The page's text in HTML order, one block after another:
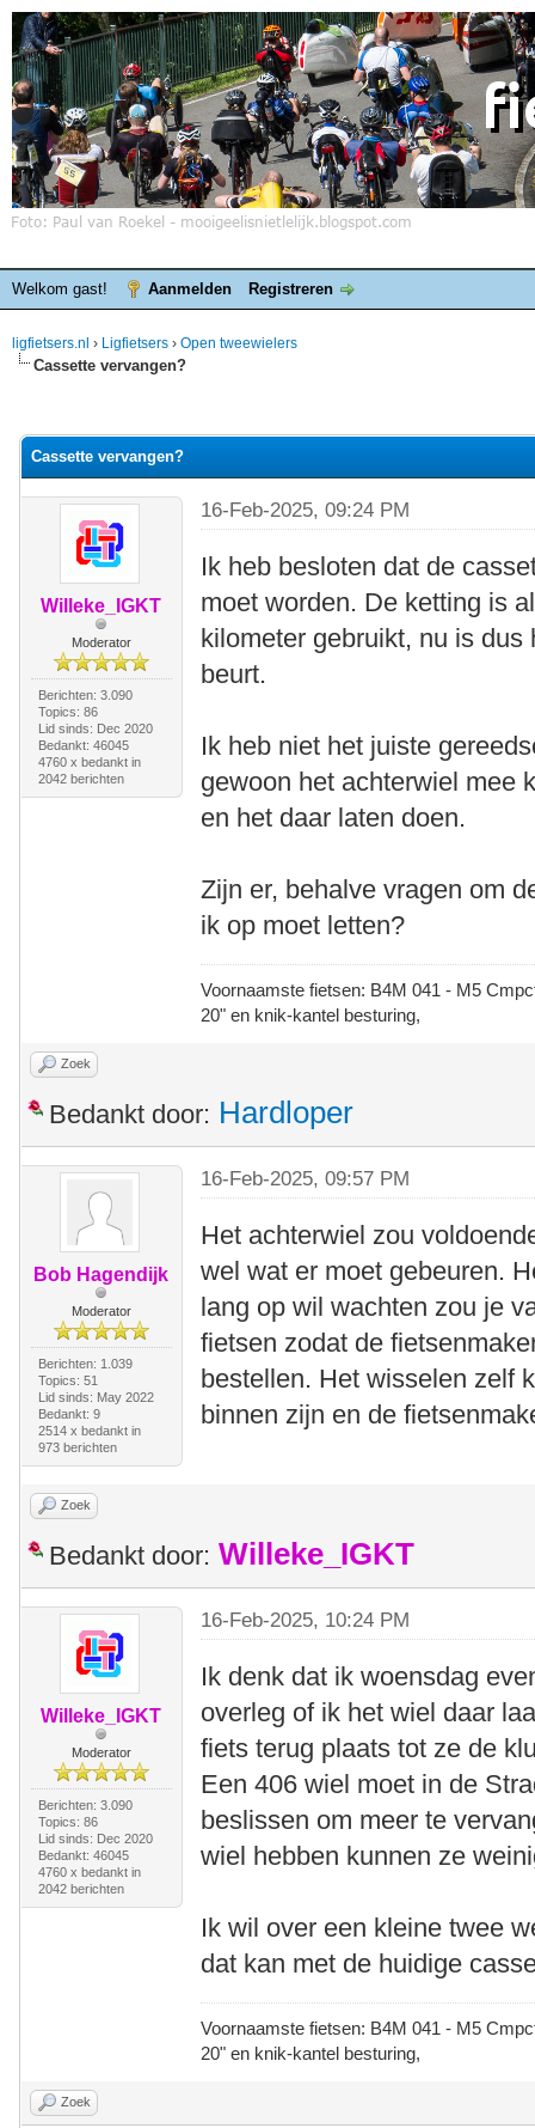
Welkom gast! Aanmelden Registreren
ligfietsers.nl › Ligfietsers › Open tweewielers
Cassette vervangen?
Cassette vervangen?
Willeke_IGKT
Moderator
Berichten: 3.090
Topics: 86
Lid sinds: Dec 2020
Bedankt: 46045
4760 x bedankt in
2042 berichten
16-Feb-2025, 09:24 PM
Ik heb besloten dat de
moet worden. De ketting is
kilometer gebruikt, nu is
beurt.
Ik heb niet het juiste
gewoon het achterwiel mee
en het daar laten doen.
Zijn er, behalve vragen om
ik op moet letten?
Voornaamste fietsen: B4M 041 - M5
20" en knik-kantel besturing,
Zoek
Bedankt door: Hardloper
Bob Hagendijk
Moderator
Berichten: 1.039
Topics: 51
Lid sinds: May 2022
Bedankt: 9
2514 x bedankt in
973 berichten
16-Feb-2025, 09:57 PM
Het achterwiel zou
wel wat er moet gebeuren.
lang op wil wachten zou je
fietsen zodat de
bestellen. Het wisselen zelf
binnen zijn en de
Zoek
Bedankt door: Willeke_IGKT
Willeke_IGKT
Moderator
Berichten: 3.090
Topics: 86
Lid sinds: Dec 2020
Bedankt: 46045
4760 x bedankt in
2042 berichten
16-Feb-2025, 10:24 PM
Ik denk dat ik woensdag
overleg of ik het wiel daar
fiets terug plaats tot ze de
Een 406 wiel moet in de
beslissen om meer te
wiel hebben kunnen ze
Ik wil over een kleine twee
dat kan met de huidige
Voornaamste fietsen: B4M 041 - M5
20" en knik-kantel besturing,
Zoek